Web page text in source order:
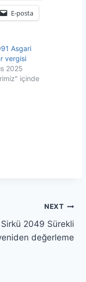
E-posta
Asgari
vergisi
2025
içinde
NEXT
Sirkü 2049 Sürekli
değerleme